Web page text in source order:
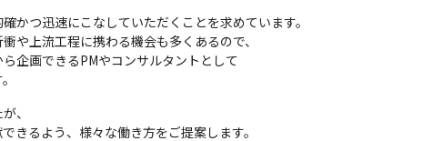
かつ迅速にこなしていただくことを求めています。
や上流工程に携わる機会も多くあるので、
企画できるPMやコンサルタントとして
、
きるよう、様々な働き方をご提案します。